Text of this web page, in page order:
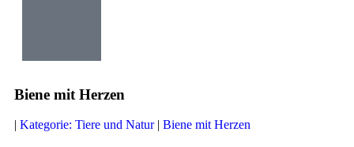
Biene mit Herzen
| Kategorie: Tiere und Natur| Biene mit Herzen